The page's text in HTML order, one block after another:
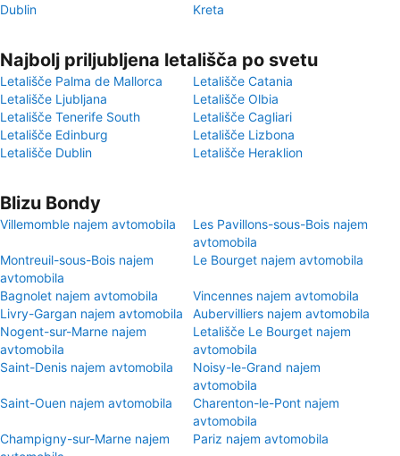
Dublin
Kreta
Najbolj priljubljena letališča po svetu
Letališče Palma de Mallorca
Letališče Catania
Letališče Ljubljana
Letališče Olbia
Letališče Tenerife South
Letališče Cagliari
Letališče Edinburg
Letališče Lizbona
Letališče Dublin
Letališče Heraklion
Blizu Bondy
Villemomble najem avtomobila
Les Pavillons-sous-Bois najem
avtomobila
Montreuil-sous-Bois najem
avtomobila
Le Bourget najem avtomobila
Bagnolet najem avtomobila
Vincennes najem avtomobila
Livry-Gargan najem avtomobila
Aubervilliers najem avtomobila
Nogent-sur-Marne najem
avtomobila
Letališče Le Bourget najem
avtomobila
Saint-Denis najem avtomobila
Noisy-le-Grand najem
avtomobila
Saint-Ouen najem avtomobila
Charenton-le-Pont najem
avtomobila
Champigny-sur-Marne najem
Pariz najem avtomobila